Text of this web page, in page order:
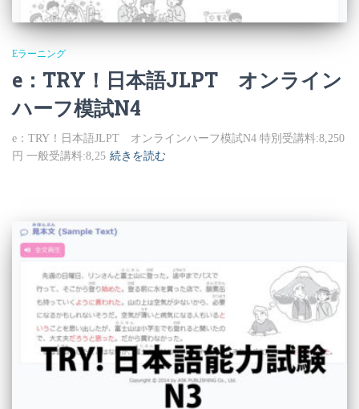
Eラーニング
e：TRY！日本語JLPT オンライン
ハーフ模試N4
e：TRY！日本語JLPT オンラインハーフ模試N4 特別受講料:8,250
円 一般受講料:8,25 続きを読む